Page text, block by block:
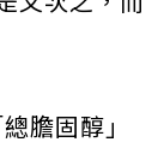
膽固醇」